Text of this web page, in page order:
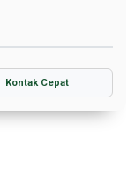
Kontak Cepat